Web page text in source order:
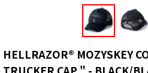
HELLRAZOR®︎ MOZYSKEY